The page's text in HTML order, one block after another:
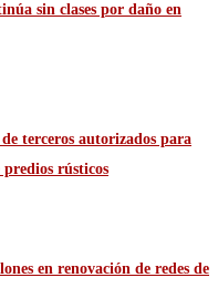
sin clases por daño en
terceros autorizados para
rústicos
en renovación de redes de